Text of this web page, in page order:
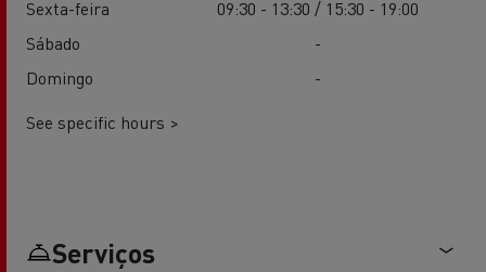
Sexta-feira
09:30 - 13:30 / 15:30 - 19:00
Sábado
-
Domingo
-
See specific hours >
Serviços